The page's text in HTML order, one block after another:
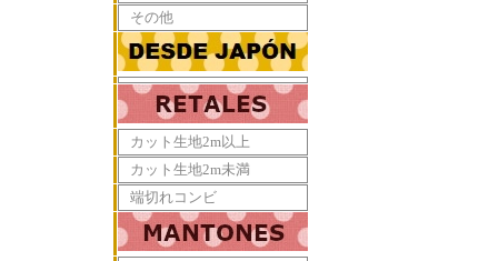
その他
カット生地2m以上
カット生地2m未満
端切れコンビ